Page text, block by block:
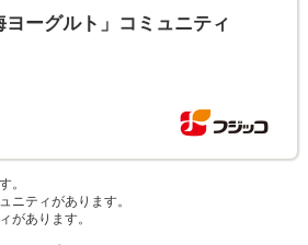
ヨーグルト」コミュニティ
。
ニティがあります。
があります。